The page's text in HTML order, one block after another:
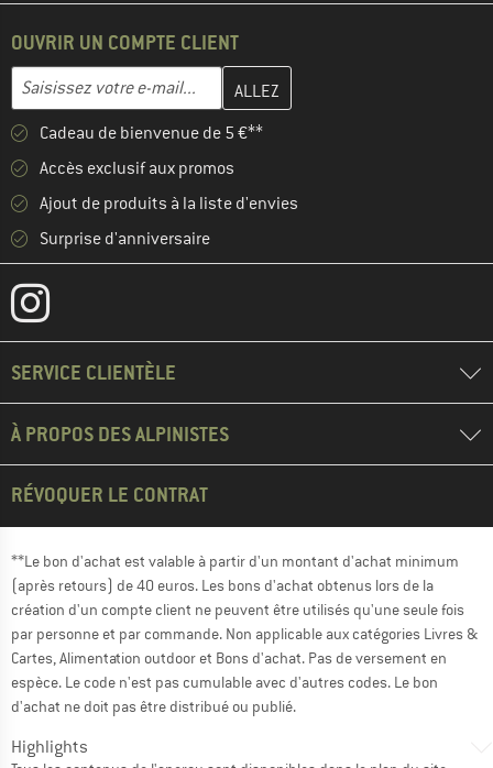
OUVRIR UN COMPTE CLIENT
Adresse e-mail
Entrez votre adresse e-mail ici et créez votre compte client à la
Cadeau de bienvenue de 5 €**
Accès exclusif aux promos
Ajout de produits à la liste d'envies
Surprise d'anniversaire
SERVICE CLIENTÈLE
À PROPOS DES ALPINISTES
RÉVOQUER LE CONTRAT
**Le bon d'achat est valable à partir d'un montant d'achat minimum
(après retours) de 40 euros. Les bons d'achat obtenus lors de la
création d'un compte client ne peuvent être utilisés qu'une seule fois
par personne et par commande. Non applicable aux catégories Livres &
Cartes, Alimentation outdoor et Bons d'achat. Pas de versement en
espèce. Le code n'est pas cumulable avec d'autres codes. Le bon
d'achat ne doit pas être distribué ou publié.
Highlights